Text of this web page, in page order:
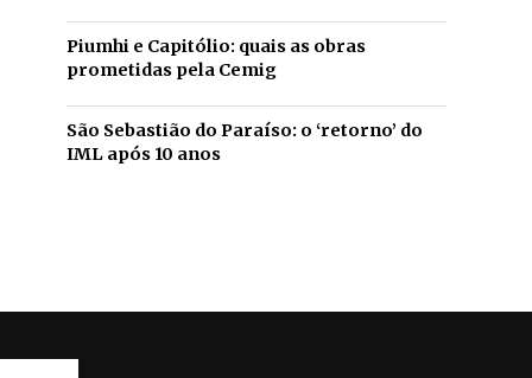
Piumhi e Capitólio: quais as obras
prometidas pela Cemig
São Sebastião do Paraíso: o ‘retorno’ do
IML após 10 anos